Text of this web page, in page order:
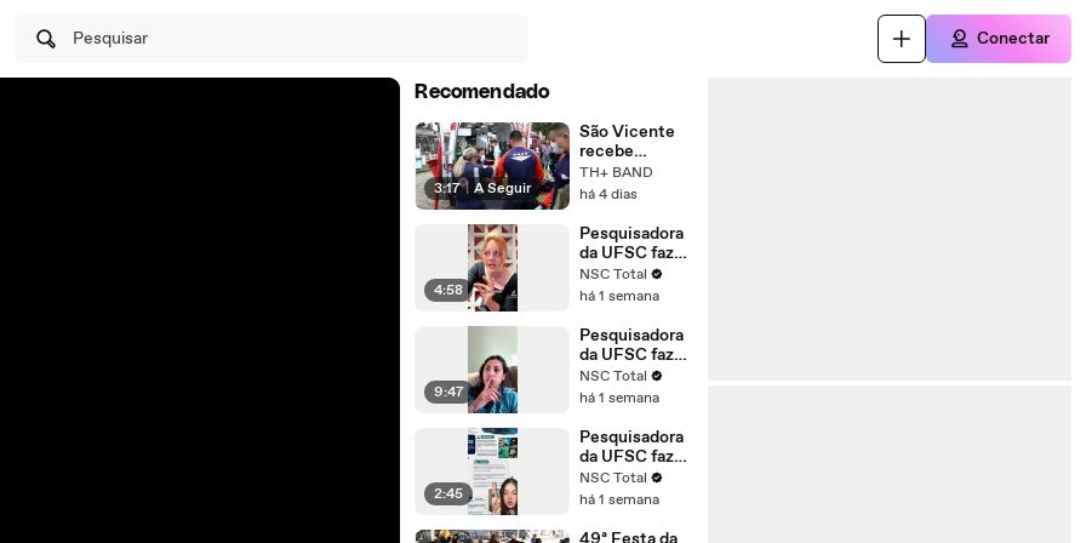
Pesquisar Conectar
Recomendado
3:17 | A Seguir
São Vicente
recebe
estágio de
apoio à Defesa
TH+ BAND
há 4 dias
4:58
Pesquisadora
da UFSC faz
vaquinha e
vira polêmica
publicação de
influenciadora
digital
NSC Total
há 1 semana
9:47
Pesquisadora
da UFSC faz
vaquinha e
vira polêmica
publicação de
influenciadora
digital.
Confira o
vídeo
NSC Total
há 1 semana
2:45
Pesquisadora
da UFSC faz
vaquinha e
vira polêmica
publicação de
NSC Total
há 1 semana